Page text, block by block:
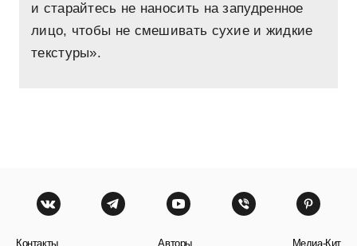
и старайтесь не наносить на запудренное
лицо, чтобы не смешивать сухие и жидкие
текстуры».
Контакты Авторы Медиа-Кит